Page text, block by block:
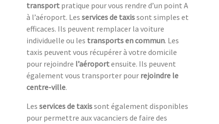
transport pratique pour vous rendre d’un point A
à l’aéroport. Les services de taxissont simples et
efficaces. Ils peuvent remplacer la voiture
individuelle ou les transports en commun. Les
taxis peuvent vous récupérer à votre domicile
pour rejoindre l’aéroportensuite. Ils peuvent
également vous transporter pour rejoindre le
centre-ville.
Les services de taxissont également disponibles
pour permettre aux vacanciers de faire des